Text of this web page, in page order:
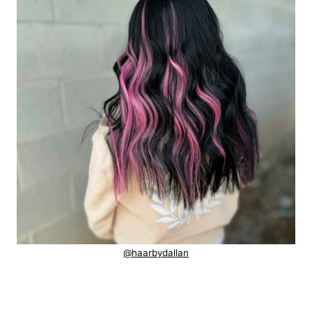
@haarbydallan